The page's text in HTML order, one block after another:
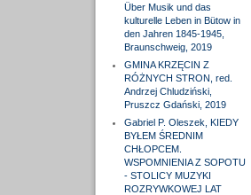
Über Musik und das
kulturelle Leben in Bütow in
den Jahren 1845-1945,
Braunschweig, 2019
GMINA KRZĘCIN Z
RÓŻNYCH STRON, red.
Andrzej Chludziński,
Pruszcz Gdański, 2019
Gabriel P. Oleszek, KIEDY
BYŁEM ŚREDNIM
CHŁOPCEM.
WSPOMNIENIA Z SOPOTU
- STOLICY MUZYKI
ROZRYWKOWEJ LAT